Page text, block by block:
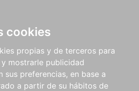
cookies
propias y de terceros para
mostrarle publicidad
sus preferencias, en base a
a partir de su hábitos de